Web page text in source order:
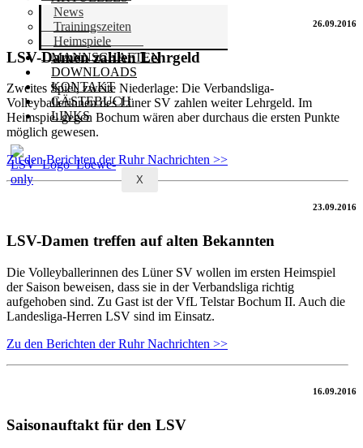
News
Trainingszeiten
Heimspiele
MANNSCHAFTEN
DOWNLOADS
KONTAKT
GÄSTEBUCH
LINKS
X
26.09.2016
LSV-Damen zahlen Lehrgeld
Zweites Spiel, zweite Niederlage: Die Verbandsliga-
Volleyballerinnen des Lüner SV zahlen weiter Lehrgeld. Im
Heimspiel gegen Bochum wären aber durchaus die ersten Punkte
möglich gewesen.
Zu den Berichten der Ruhr Nachrichten >>
23.09.2016
LSV-Damen treffen auf alten Bekannten
Die Volleyballerinnen des Lüner SV wollen im ersten Heimspiel
der Saison beweisen, dass sie in der Verbandsliga richtig
aufgehoben sind. Zu Gast ist der VfL Telstar Bochum II. Auch die
Landesliga-Herren LSV sind im Einsatz.
Zu den Berichten der Ruhr Nachrichten >>
16.09.2016
Saisonauftakt für den LSV